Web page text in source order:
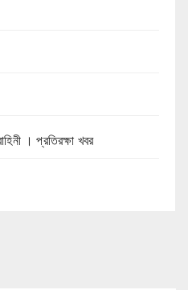
। প্রতিরক্ষা খবর